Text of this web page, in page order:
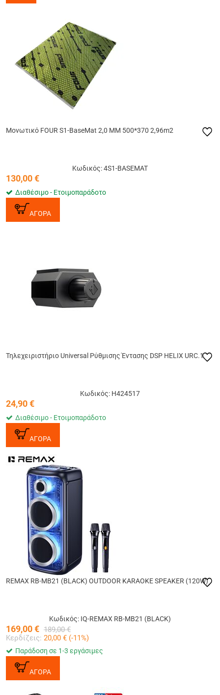
Μονωτικό FOUR S1-BaseMat 2,0 MM 500*370 2,96m2
Κωδικός: 4S1-BASEMAT
130,00€
Διαθέσιμο - Ετοιμοπαράδοτο
ΑΓΟΡΑ
Τηλεχειριστήριο Universal Ρύθμισης Έντασης DSP HELIX URC.1
Κωδικός: H424517
24,90€
Διαθέσιμο - Ετοιμοπαράδοτο
ΑΓΟΡΑ
REMAX RB-MB21 (BLACK) OUTDOOR KARAOKE SPEAKER (120W)
Κωδικός: IQ-REMAX RB-MB21 (BLACK)
169,00€ 189,00 €
Κερδίζεις: 20,00 € (-11%)
Παράδοση σε 1-3 εργάσιμες
ΑΓΟΡΑ